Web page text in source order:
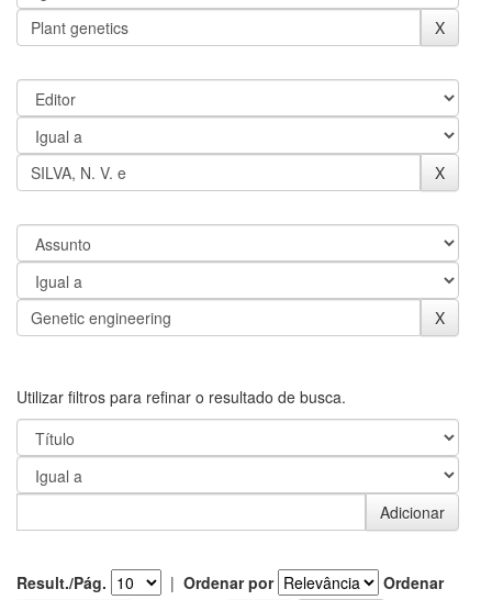
Utilizar filtros para refinar o resultado de busca.
Result./Pág. | Ordenar por
Ordenar